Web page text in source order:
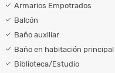
Armarios Empotrados
Balcón
Baño auxiliar
Baño en habitación principal
Biblioteca/Estudio